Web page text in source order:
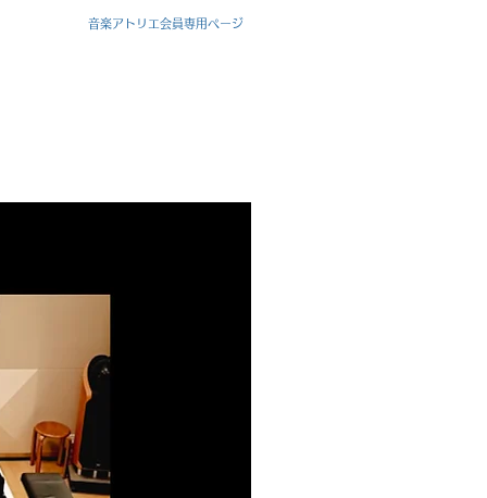
音楽アトリエ会員専用ページ